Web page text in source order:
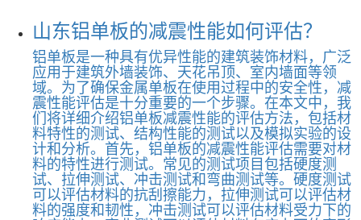
山东铝单板的减震性能如何评估？
铝单板是一种具有优异性能的建筑装饰材料，广泛
应用于建筑外墙装饰、天花吊顶、室内墙面等领
域。为了确保金属单板在使用过程中的安全性，减
震性能评估是十分重要的一个步骤。在本文中，我
们将详细介绍铝单板减震性能的评估方法，包括材
料特性的测试、结构性能的测试以及模拟实验的设
计和分析。首先，铝单板的减震性能评估需要对材
料的特性进行测试。常见的测试项目包括硬度测
试、拉伸测试、冲击测试和弯曲测试等。硬度测试
可以评估材料的抗刮擦能力，拉伸测试可以评估材
料的强度和韧性，冲击测试可以评估材料受力下的